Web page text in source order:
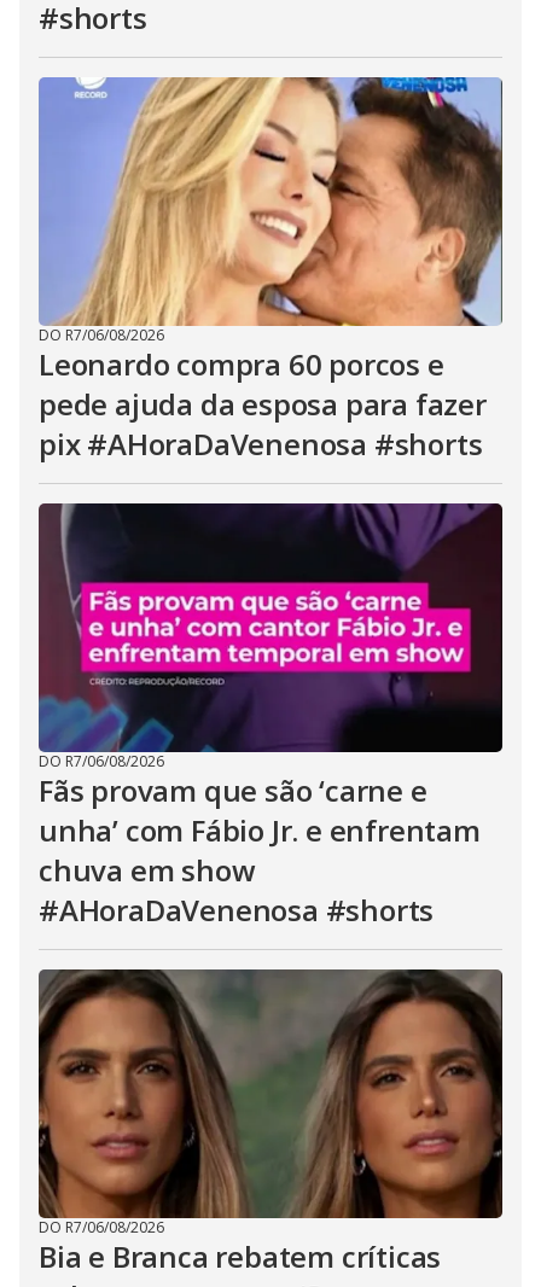
#shorts
DO R7/06/08/2026
Leonardo compra 60 porcos e
pede ajuda da esposa para fazer
pix #AHoraDaVenenosa #shorts
DO R7/06/08/2026
Fãs provam que são ‘carne e
unha’ com Fábio Jr. e enfrentam
chuva em show
#AHoraDaVenenosa #shorts
DO R7/06/08/2026
Bia e Branca rebatem críticas